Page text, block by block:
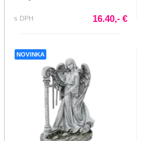
s DPH 16.40,- €
NOVINKA